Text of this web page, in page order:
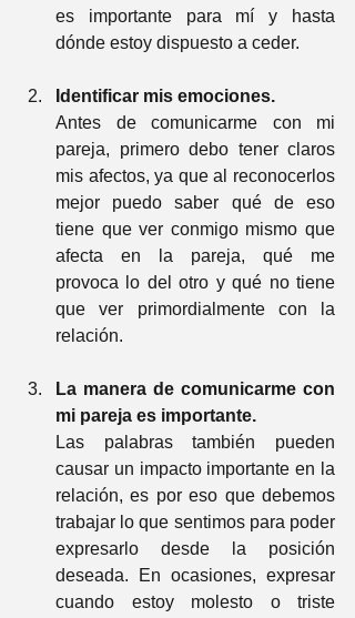
es importante para mí y hasta
dónde estoy dispuesto a ceder.
Identificar mis emociones.
Antes de comunicarme con mi
pareja, primero debo tener claros
mis afectos, ya que al reconocerlos
mejor puedo saber qué de eso
tiene que ver conmigo mismo que
afecta en la pareja, qué me
provoca lo del otro y qué no tiene
que ver primordialmente con la
relación.
La manera de comunicarme con
mi pareja es importante.
Las palabras también pueden
causar un impacto importante en la
relación, es por eso que debemos
trabajar lo que sentimos para poder
expresarlo desde la posición
deseada. En ocasiones, expresar
cuando estoy molesto o triste